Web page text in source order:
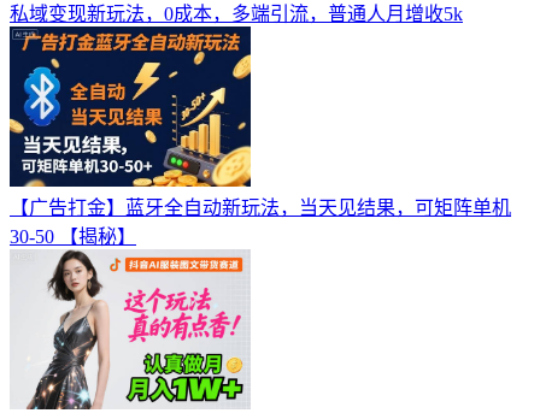
私域变现新玩法，0成本，多端引流，普通人月增收5k
【广告打金】蓝牙全自动新玩法，当天见结果，可矩阵单机
30-50 【揭秘】